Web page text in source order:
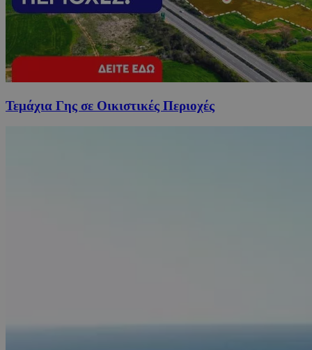
Τεμάχια Γης σε Οικιστικές Περιοχές